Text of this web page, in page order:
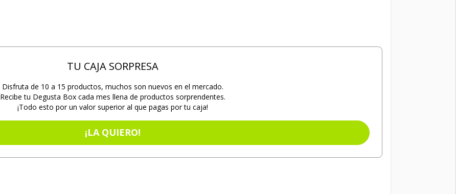
TU CAJA SORPRESA
Disfruta de 10 a 15 productos, muchos son nuevos en el mercado.
Recibe tu Degusta Box cada mes llena de productos sorprendentes.
¡Todo esto por un valor superior al que pagas por tu caja!
¡LA QUIERO!